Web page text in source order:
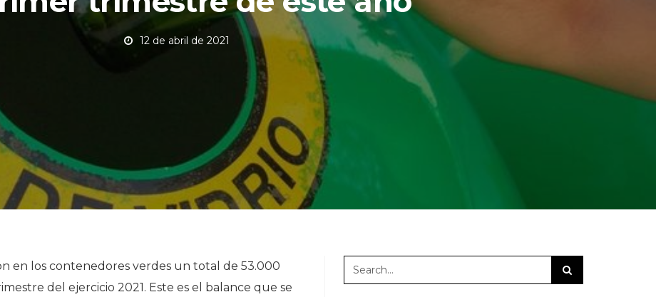
12 de abril de 2021
en los contenedores verdes un total de 53.000
del ejercicio 2021. Este es el balance que se